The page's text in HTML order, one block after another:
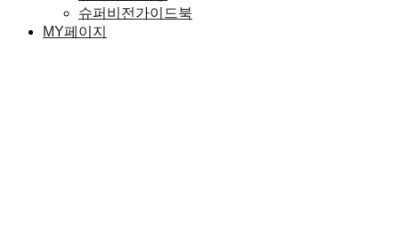
슈퍼비전가이드북
MY페이지